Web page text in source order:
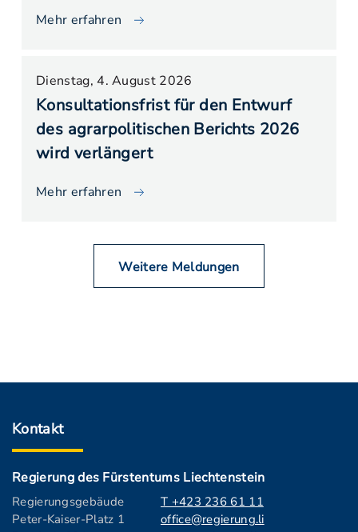
Mehr erfahren
Dienstag, 4. August 2026
Konsultationsfrist für den Entwurf
des agrarpolitischen Berichts 2026
wird verlängert
Mehr erfahren
Weitere Meldungen
Kontakt
Regierung des Fürstentums Liechtenstein
Regierungsgebäude
Peter-Kaiser-Platz 1
T +423 236 61 11
office@regierung.li